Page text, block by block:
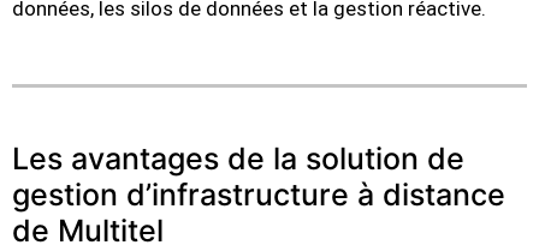
données, les silos de données et la gestion réactive.
Les avantages de la solution de
gestion d’infrastructure à distance
de Multitel